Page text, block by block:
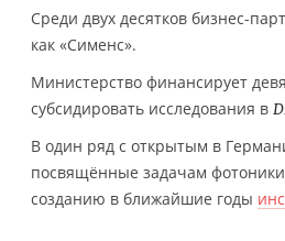
Среди двух десятков бизнес-
как «Сименс».
Министерство финансирует
субсидировать исследования в
В один ряд с открытым в
посвящённые задачам
созданию в ближайшие годы